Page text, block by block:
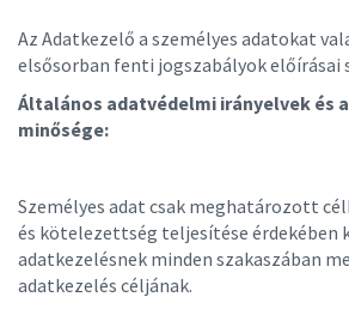
Az Adatkezelő a személyes adatokat
elsősorban fenti jogszabályok előírásai
Általános adatvédelmi irányelvek és
minősége:
Személyes adat csak meghatározott
és kötelezettség teljesítése érdekében
adatkezelésnek minden szakaszában
adatkezelés céljának.